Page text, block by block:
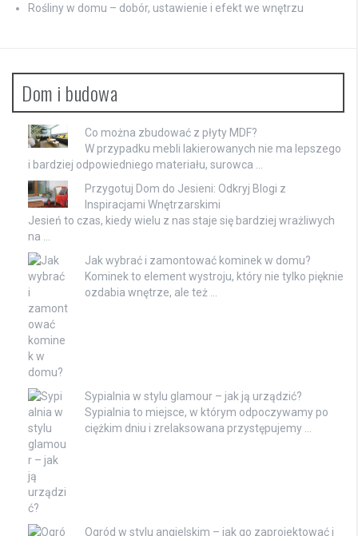
Rośliny w domu – dobór, ustawienie i efekt we wnętrzu
Dom i budowa
Co można zbudować z płyty MDF?
W przypadku mebli lakierowanych nie ma lepszego
i bardziej odpowiedniego materiału, surowca …
Przygotuj Dom do Jesieni: Odkryj Blogi z
Inspiracjami Wnętrzarskimi
Jesień to czas, kiedy wielu z nas staje się bardziej wrażliwych
na …
Jak wybrać i zamontować kominek w domu?
Kominek to element wystroju, który nie tylko pięknie
ozdabia wnętrze, ale też …
Sypialnia w stylu glamour – jak ją urządzić?
Sypialnia to miejsce, w którym odpoczywamy po
ciężkim dniu i zrelaksowana przystępujemy …
Ogród w stylu angielskim – jak go zaprojektować i